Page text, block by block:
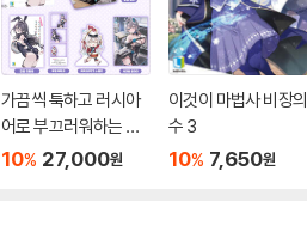
가끔씩 툭하고 러시아
어로 부끄러워하는 옆
자리의 아랴 양 11 특별
10% 27,000원
이것이 마법사 비장의
수 3
10% 7,650원